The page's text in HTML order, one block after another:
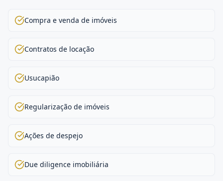
Compra e venda de imóveis
Contratos de locação
Usucapião
Regularização de imóveis
Ações de despejo
Due diligence imobiliária